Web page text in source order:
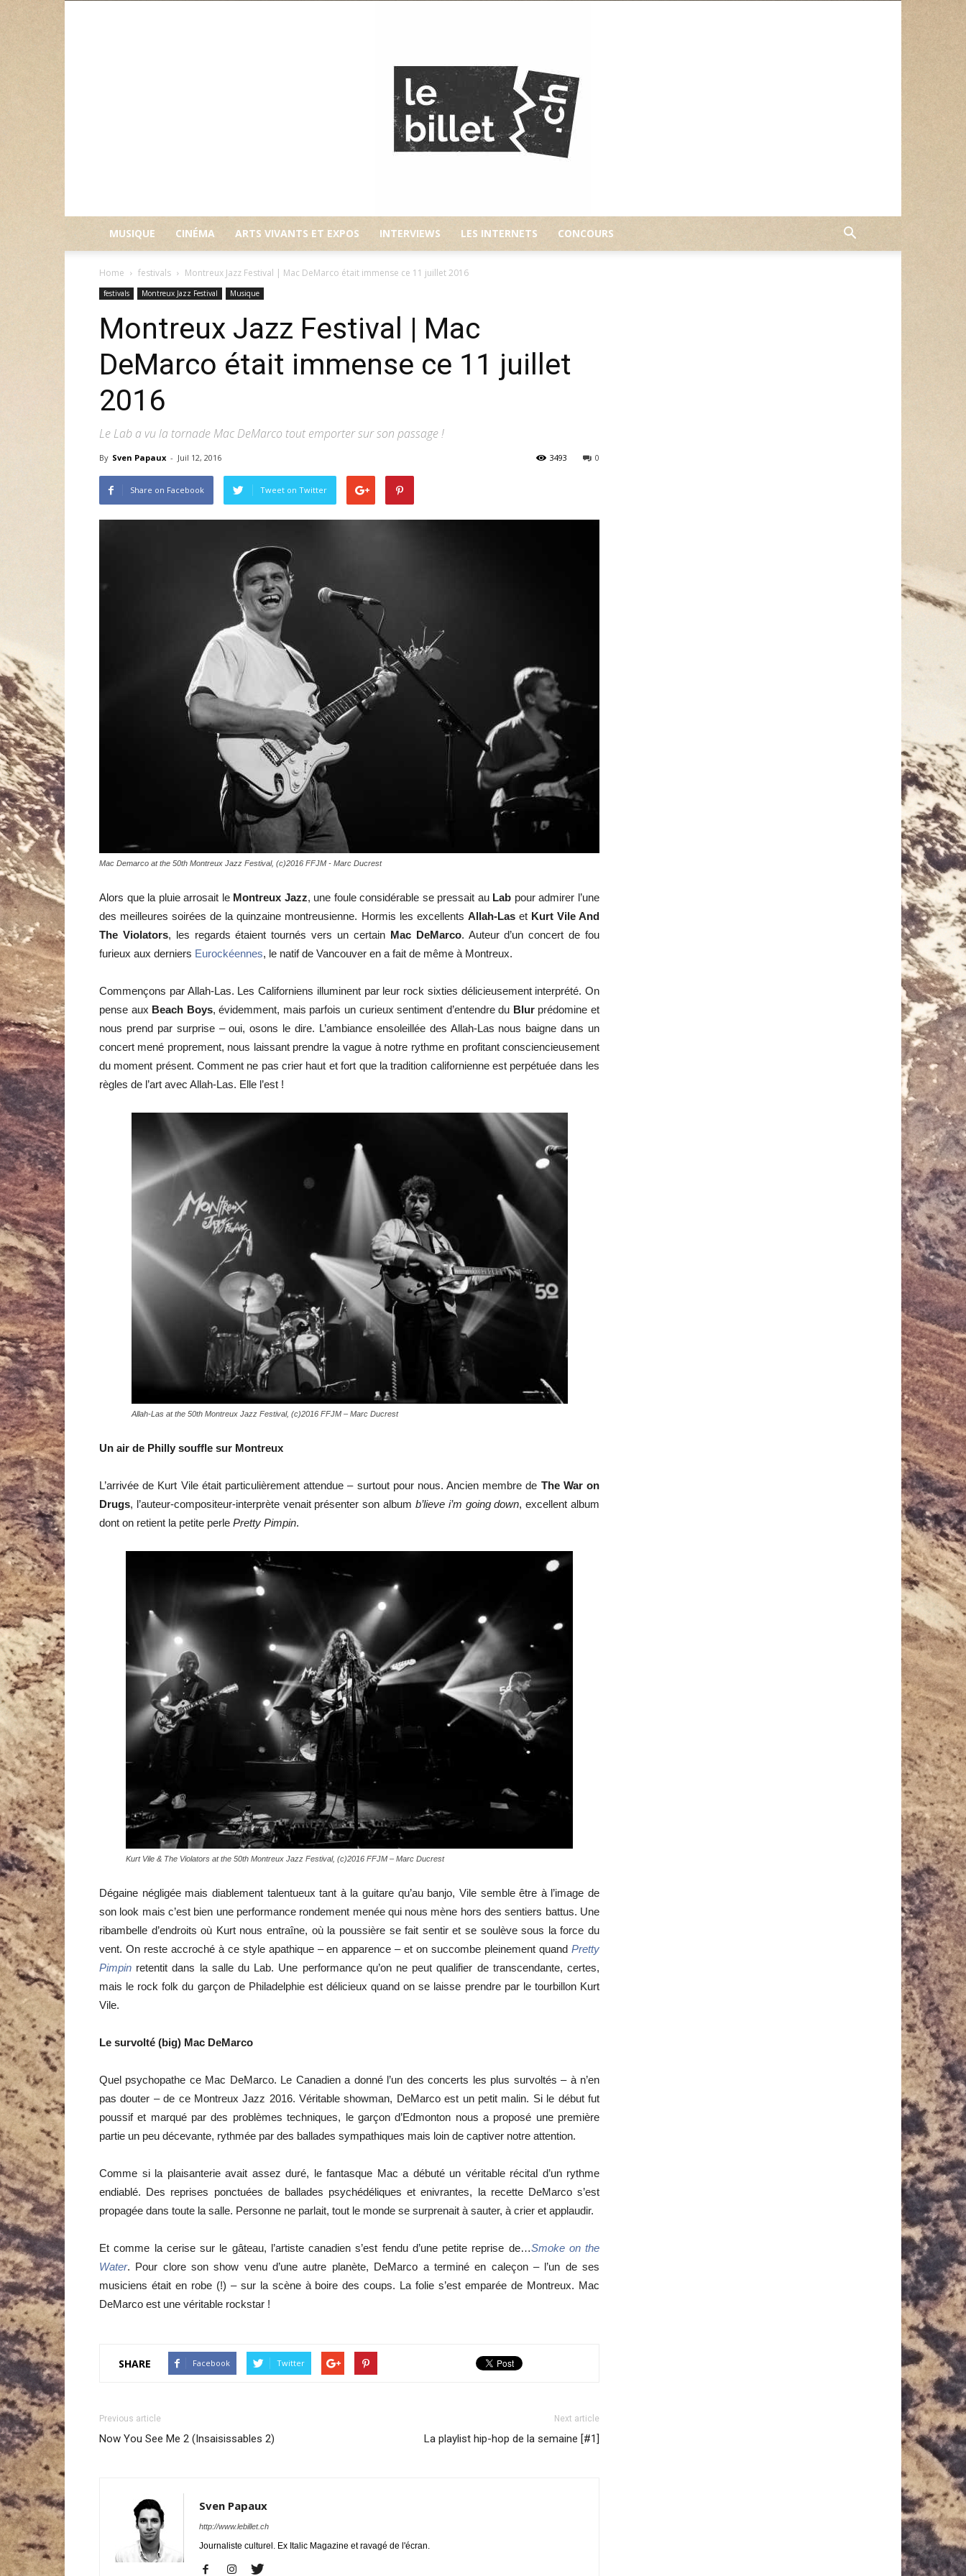
Billet
musique
cinéma
internet
MUSIQUE CINÉMA ARTS VIVANTS ET EXPOS INTERVIEWS LES INTERNETS CONCOURS
Home festivals Montreux Jazz Festival | Mac DeMarco était immense ce 11 juillet 2016
festivals Montreux Jazz Festival Musique
Montreux Jazz Festival | Mac
DeMarco était immense ce 11 juillet
2016
Le Lab a vu la tornade Mac DeMarco tout emporter sur son passage !
By Sven Papaux - Juil 12, 2016 0
3493
Share on Facebook Tweet on Twitter
Mac Demarco at the 50th Montreux Jazz Festival, (c)2016 FFJM - Marc Ducrest
Alors que la pluie arrosait le Montreux Jazz, une foule considérable se pressait au Lab pour admirer l’une
des meilleures soirées de la quinzaine montreusienne. Hormis les excellents Allah-Laset Kurt Vile And
The Violators, les regards étaient tournés vers un certain Mac DeMarco. Auteur d’un concert de fou
furieux aux derniers Eurockéennes, le natif de Vancouver en a fait de même à Montreux.
Commençons par Allah-Las. Les Californiens illuminent par leur rock sixties délicieusement interprété. On
pense aux Beach Boys, évidemment, mais parfois un curieux sentiment d’entendre du Blurprédomine et
nous prend par surprise – oui, osons le dire. L’ambiance ensoleillée des Allah-Las nous baigne dans un
concert mené proprement, nous laissant prendre la vague à notre rythme en profitant consciencieusement
du moment présent. Comment ne pas crier haut et fort que la tradition californienne est perpétuée dans les
règles de l’art avec Allah-Las. Elle l’est !
Allah-Las at the 50th Montreux Jazz Festival, (c)2016 FFJM – Marc Ducrest
Un air de Philly souffle sur Montreux
L’arrivée de Kurt Vile était particulièrement attendue – surtout pour nous. Ancien membre de The War on
Drugs, l’auteur-compositeur-interprète venait présenter son album b’lieve i’m going down, excellent album
dont on retient la petite perle Pretty Pimpin.
Kurt Vile & The Violators at the 50th Montreux Jazz Festival, (c)2016 FFJM – Marc Ducrest
Dégaine négligée mais diablement talentueux tant à la guitare qu’au banjo, Vile semble être à l’image de
son look mais c’est bien une performance rondement menée qui nous mène hors des sentiers battus. Une
ribambelle d’endroits où Kurt nous entraîne, où la poussière se fait sentir et se soulève sous la force du
vent. On reste accroché à ce style apathique – en apparence – et on succombe pleinement quand Pretty
Pimpin retentit dans la salle du Lab. Une performance qu’on ne peut qualifier de transcendante, certes,
mais le rock folk du garçon de Philadelphie est délicieux quand on se laisse prendre par le tourbillon Kurt
Vile.
Le survolté (big) Mac DeMarco
Quel psychopathe ce Mac DeMarco. Le Canadien a donné l’un des concerts les plus survoltés – à n’en
pas douter – de ce Montreux Jazz 2016. Véritable showman, DeMarco est un petit malin. Si le début fut
poussif et marqué par des problèmes techniques, le garçon d’Edmonton nous a proposé une première
partie un peu décevante, rythmée par des ballades sympathiques mais loin de captiver notre attention.
Comme si la plaisanterie avait assez duré, le fantasque Mac a débuté un véritable récital d’un rythme
endiablé. Des reprises ponctuées de ballades psychédéliques et enivrantes, la recette DeMarco s’est
propagée dans toute la salle. Personne ne parlait, tout le monde se surprenait à sauter, à crier et applaudir.
Et comme la cerise sur le gâteau, l’artiste canadien s’est fendu d’une petite reprise de…Smoke on the
Water. Pour clore son show venu d’une autre planète, DeMarco a terminé en caleçon – l’un de ses
musiciens était en robe (!) – sur la scène à boire des coups. La folie s’est emparée de Montreux. Mac
DeMarco est une véritable rockstar !
SHARE Facebook Twitter
Previous article
Now You See Me 2 (Insaisissables 2)
Next article
La playlist hip-hop de la semaine [#1]
Sven Papaux
http://www.lebillet.ch
Journaliste culturel. Ex Italic Magazine et ravagé de l'écran.